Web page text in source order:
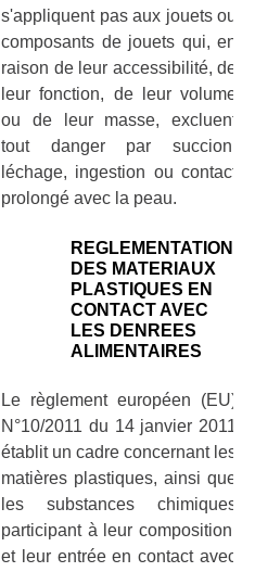
s'appliquent pas aux jouets ou
composants de jouets qui, en
raison de leur accessibilité, de
leur fonction, de leur volume
ou de leur masse, excluent
tout danger par succion,
léchage, ingestion ou contact
prolongé avec la peau.
REGLEMENTATION
DES MATERIAUX
PLASTIQUES EN
CONTACT AVEC
LES DENREES
ALIMENTAIRES
Le règlement européen (EU)
N°10/2011 du 14 janvier 2011
établit un cadre concernant les
matières plastiques, ainsi que
les substances chimiques
participant à leur composition,
et leur entrée en contact avec